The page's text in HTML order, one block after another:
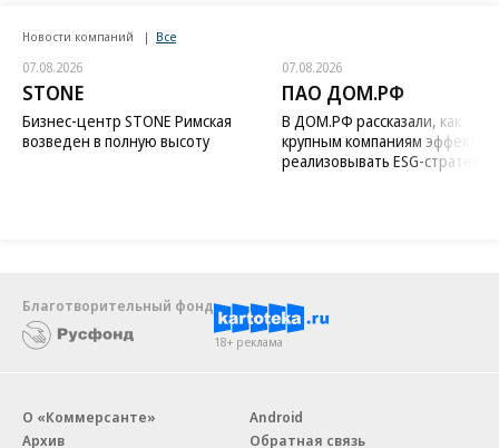
Новости компаний Все
07.08.2026
STONE
Бизнес-центр STONE Римская
возведен в полную высоту
07.08.2026
ПАО ДОМ.РФ
В ДОМ.РФ рассказали, как
крупным компаниям
реализовывать ESG-стратегию
Благотворительный фонд
18+ реклама
О «Коммерсанте»
Архив
Android
Обратная связь